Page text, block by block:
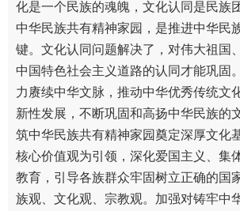
化是一个民族的魂魄，文化认同是民族
中华民族共有精神家园，是推进中华民
键。文化认同问题解决了，对伟大祖国
中国特色社会主义道路的认同才能巩固
力赓续中华文脉，推动中华优秀传统文
新性发展，不断巩固和高扬中华民族的
筑中华民族共有精神家园奠定深厚文化
核心价值观为引领，深化爱国主义、集
教育，引导各族群众牢固树立正确的国
族观、文化观、宗教观。加强对铸牢中